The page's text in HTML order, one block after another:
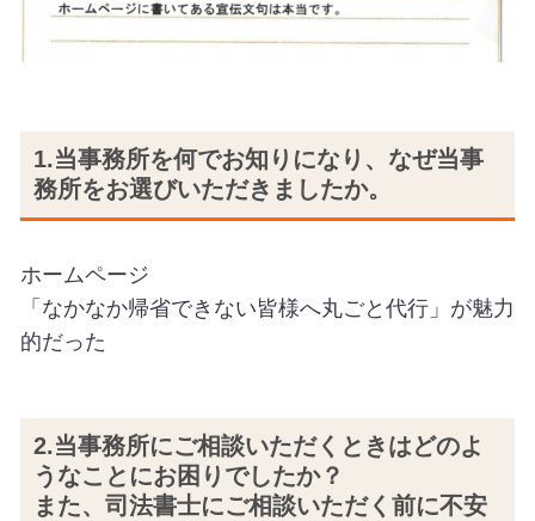
1.当事務所を何でお知りになり、なぜ当事
務所をお選びいただきましたか。
ホームページ
「なかなか帰省できない皆様へ丸ごと代行」が魅力
的だった
2.当事務所にご相談いただくときはどのよ
うなことにお困りでしたか？
また、司法書士にご相談いただく前に不安